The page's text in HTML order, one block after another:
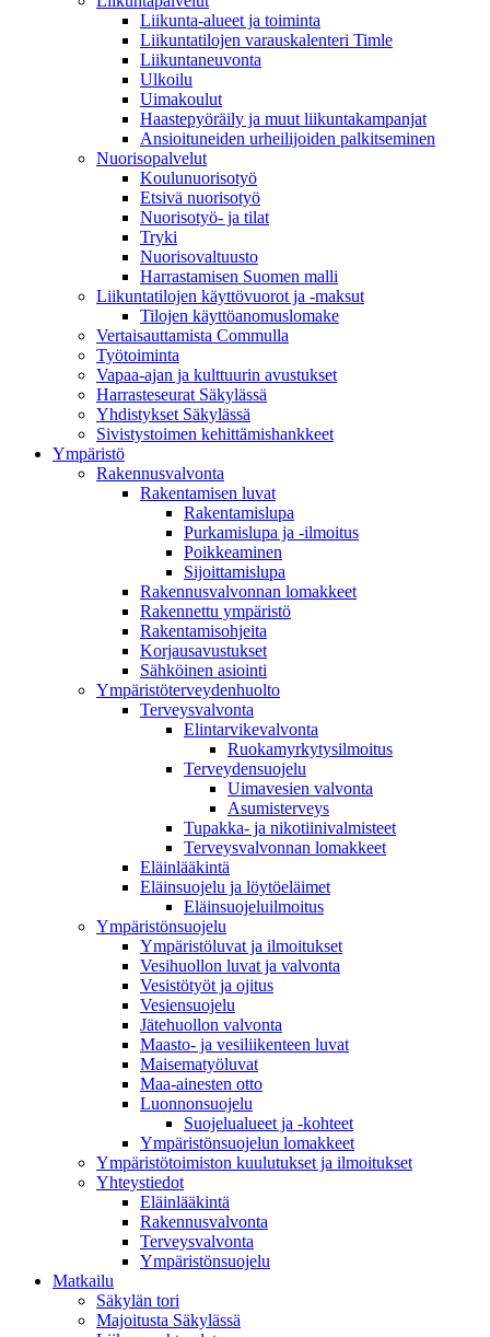
Liikunta-alueet ja toiminta
Liikuntatilojen varauskalenteri Timle
Liikuntaneuvonta
Ulkoilu
Uimakoulut
Haastepyöräily ja muut liikuntakampanjat
Ansioituneiden urheilijoiden palkitseminen
Nuorisopalvelut
Koulunuorisotyö
Etsivä nuorisotyö
Nuorisotyö- ja tilat
Tryki
Nuorisovaltuusto
Harrastamisen Suomen malli
Liikuntatilojen käyttövuorot ja -maksut
Tilojen käyttöanomuslomake
Vertaisauttamista Commulla
Työtoiminta
Vapaa-ajan ja kulttuurin avustukset
Harrasteseurat Säkylässä
Yhdistykset Säkylässä
Sivistystoimen kehittämishankkeet
Ympä­ristö
Rakennusvalvonta
Rakentamisen luvat
Rakentamislupa
Purkamislupa ja -ilmoitus
Poikkeaminen
Sijoittamislupa
Rakennusvalvonnan lomakkeet
Rakennettu ympäristö
Rakentamisohjeita
Korjausavustukset
Sähköinen asiointi
Ympäristöterveydenhuolto
Terveysvalvonta
Elintarvikevalvonta
Ruokamyrkytysilmoitus
Terveydensuojelu
Uimavesien valvonta
Asumisterveys
Tupakka- ja nikotiinivalmisteet
Terveysvalvonnan lomakkeet
Eläinlääkintä
Eläinsuojelu ja löytöeläimet
Eläinsuojeluilmoitus
Ympäristönsuojelu
Ympäristöluvat ja ilmoitukset
Vesihuollon luvat ja valvonta
Vesistötyöt ja ojitus
Vesiensuojelu
Jätehuollon valvonta
Maasto- ja vesiliikenteen luvat
Maisematyöluvat
Maa-ainesten otto
Luonnonsuojelu
Suojelualueet ja -kohteet
Ympäristönsuojelun lomakkeet
Ympäristötoimiston kuulutukset ja ilmoitukset
Yhteystiedot
Eläinlääkintä
Rakennusvalvonta
Terveysvalvonta
Ympäristönsuojelu
Mat­kailu
Säkylän tori
Majoitusta Säkylässä